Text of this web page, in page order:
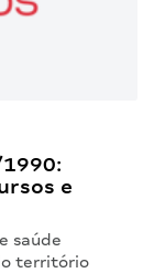
e
saúde
território